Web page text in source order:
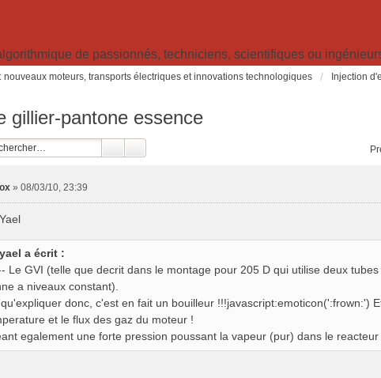
de passionnés, techniciens, scientifiques ou
nouveaux moteurs, transports électriques et innovations technologiques Injection
gillier-pantone essence
» 08/03/10, 23:39
yael a écrit :
Le GVI (telle que decrit dans le montage pour 205 D qui utilise deux
a niveaux constant).
donc, c'est en fait un bouilleur !!!javascript:emoticon(':frown:')
et le flux des gaz du moteur !
egalement une forte pression poussant la vapeur (pur) dans le reacteur